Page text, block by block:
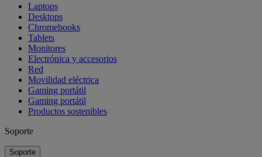
Laptops
Desktops
Chromebooks
Tablets
Monitores
Electrónica y accesorios
Red
Movilidad eléctrica
Gaming portátil
Gaming portátil
Productos sostenibles
Soporte
Soporte